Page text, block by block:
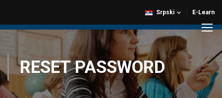
E-Learn
Srpski
RESET PASSWORD